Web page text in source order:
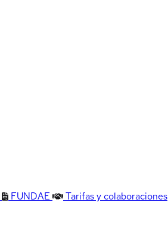
FUNDAE
Tarifas y colaboraciones